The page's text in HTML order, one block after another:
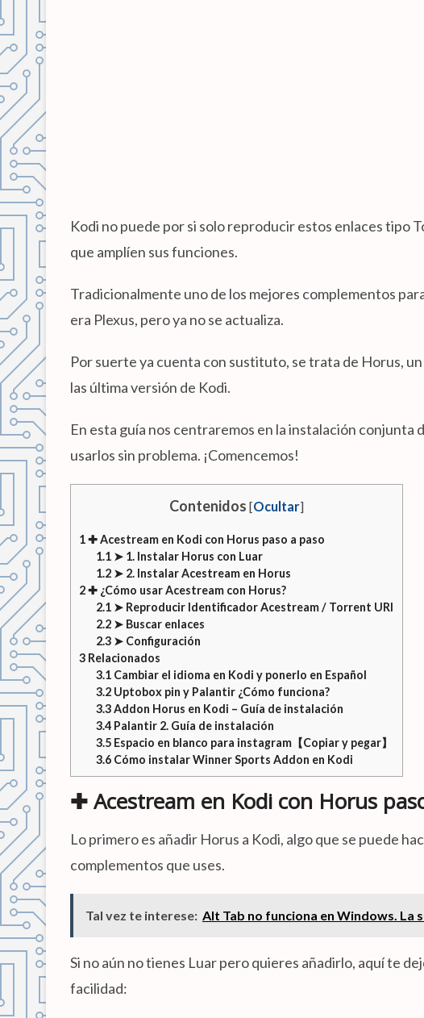
Kodi no puede por si solo reproducir estos enlaces tipo
que amplíen sus funciones.
Tradicionalmente uno de los mejores complementos
era Plexus, pero ya no se actualiza.
Por suerte ya cuenta con sustituto, se trata de Horus,
las última versión de Kodi.
En esta guía nos centraremos en la instalación conjunta
usarlos sin problema. ¡Comencemos!
Contenidos [Ocultar]
1✚ Acestream en Kodi con Horus paso a paso
1.1 ➤ 1. Instalar Horus con Luar
1.2 ➤ 2. Instalar Acestream en Horus
2✚ ¿Cómo usar Acestream con Horus?
2.1 ➤ Reproducir Identificador Acestream / Torrent URI
2.2 ➤ Buscar enlaces
2.3 ➤ Configuración
3 Relacionados
3.1 Cambiar el idioma en Kodi y ponerlo en Español
3.2 Uptobox pin y Palantir ¿Cómo funciona?
3.3Addon Horus en Kodi – Guía de instalación
3.4 Palantir 2. Guía de instalación
3.5 Espacio en blanco para instagram【Copiar y pegar】
3.6 Cómo instalar Winner Sports Addon en Kodi
✚ Acestream en Kodi con Horus
Lo primero es añadir Horus a Kodi, algo que se puede
complementos que uses.
Tal vez te interese: Alt Tab no funciona en Windows. La
Si no aún no tienes Luar pero quieres añadirlo, aquí te
facilidad: